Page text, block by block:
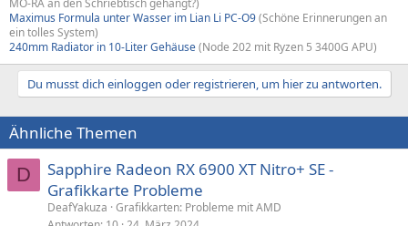
Maximus Formula unter Wasser im Lian Li PC-O9(Schöne Erinnerungen an
ein tolles System)
240mm Radiator in 10-Liter Gehäuse(Node 202 mit Ryzen 5 3400G APU)
Du musst dich einloggen oder registrieren, um hier zu antworten.
Ähnliche Themen
D
Sapphire Radeon RX 6900 XT Nitro+ SE -
Grafikkarte Probleme
DeafYakuza Grafikkarten: Probleme mit AMD